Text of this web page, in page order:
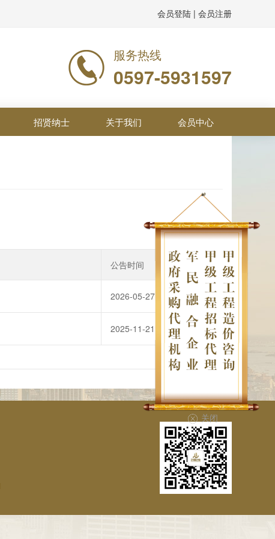
会员登陆 | 会员注册
服务热线
0597-5931597
招贤纳士 关于我们 会员中心
公告时间
2026-05-27 查看
2025-11-21 查看
关闭